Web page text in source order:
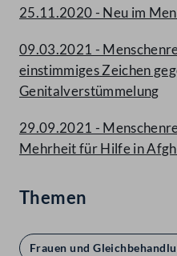
25.11.2020 - Neu im
09.03.2021 -
einstimmiges Zeichen
Genitalverstümmelung
29.09.2021 -
Mehrheit für Hilfe in
Themen
Frauen und